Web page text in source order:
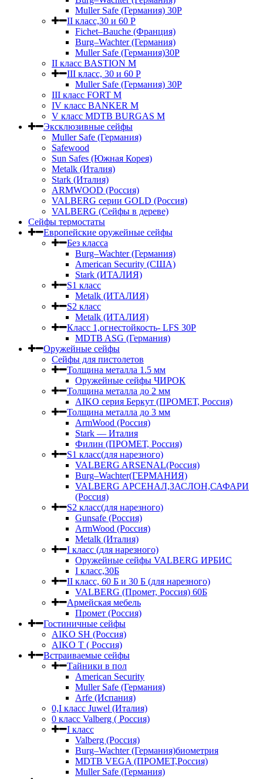
Muller Safe (Германия) 30Р
II класс,30 и 60 P
Fichet–Bauche (Франция)
Burg–Wachter (Германия)
Muller Safe (Германия)30P
II класс BASTION M
III класс, 30 и 60 P
Muller Safe (Германия) 30Р
III класс FORT M
IV класс BANKER M
V класс МDTB BURGAS M
Эксклюзивные сейфы
Muller Safe (Германия)
Safewood
Sun Safes (Южная Корея)
Metalk (Италия)
Stark (Италия)
ARMWOOD (Россия)
VALBERG серии GOLD (Россия)
VALBERG (Сейфы в дереве)
Сейфы термостаты
Европейские оружейные сейфы
Без класса
Burg–Wachter (Германия)
American Security (США)
Stark (ИТАЛИЯ)
S1 класс
Metalk (ИТАЛИЯ)
S2 класс
Metalk (ИТАЛИЯ)
Класс 1,огнестойкость- LFS 30P
MDTB ASG (Германия)
Оружейные сейфы
Сейфы для пистолетов
Толщина металла 1.5 мм
Оружейные сейфы ЧИРОК
Толщина металла до 2 мм
AIKO серия Беркут (ПРОМЕТ, Россия)
Толщина металла до 3 мм
ArmWood (Россия)
Stark — Италия
Филин (ПРОМЕТ, Россия)
S1 класс(для нарезного)
VALBERG ARSENAL(Россия)
Burg–Wachter(ГЕРМАНИЯ)
VALBERG АРСЕНАЛ,ЗАСЛОН,САФАРИ
(Россия)
S2 класс(для нарезного)
Gunsafe (Россия)
ArmWood (Россия)
Metalk (Италия)
I класс (для нарезного)
Оружейные сейфы VALBERG ИРБИС
I класс,30Б
II класс, 60 Б и 30 Б (для нарезного)
VALBERG (Промет, Россия) 60Б
Армейская мебель
Промет (Россия)
Гостиничные сейфы
AIKO SH (Россия)
AIKO Т ( Россия)
Встраиваемые сейфы
Тайники в пол
American Security
Muller Safe (Германия)
Arfe (Испания)
0,I класс Juwel (Италия)
0 класс Valberg ( Россия)
I класс
Valberg (Россия)
Burg–Wachter (Германия)биометрия
MDTB VEGA (ПРОМЕТ,Россия)
Muller Safe (Германия)